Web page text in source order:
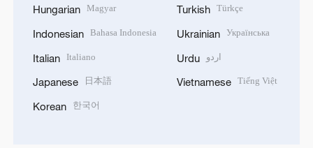
Hungarian Magyar
Indonesian Bahasa Indonesia
Italian Italiano
Japanese 日本語
Korean 한국어
Turkish Türkçe
Ukrainian Українська
Urdu اردو
Vietnamese Tiếng Việt